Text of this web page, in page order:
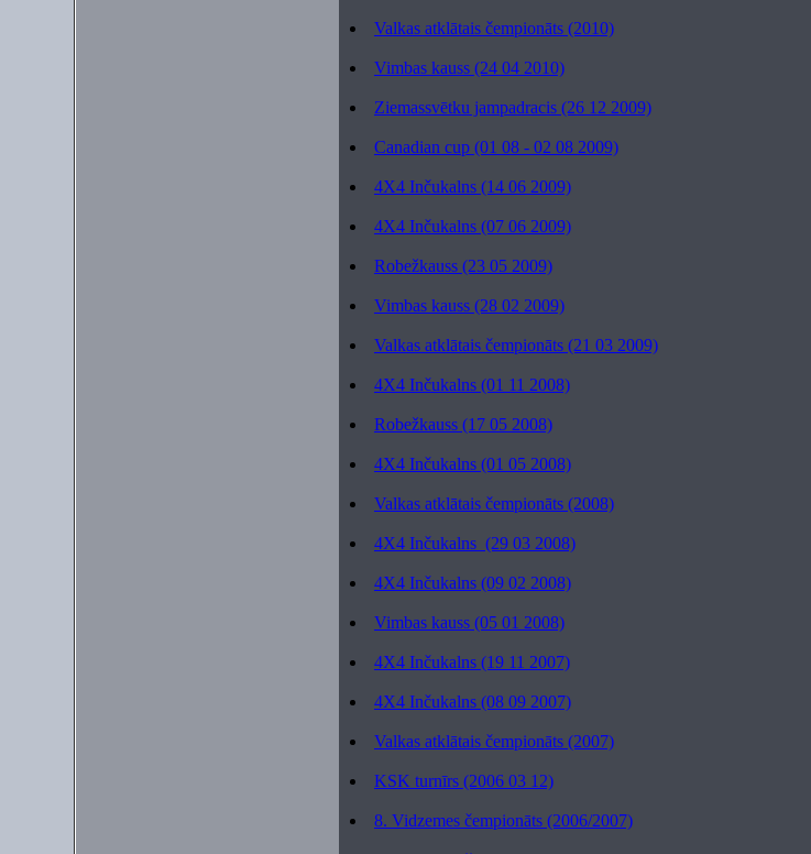
Valkas atklātais čempionāts (2010)
Vimbas kauss (24 04 2010)
Ziemassvētku jampadracis (26 12 2009)
Canadian cup (01 08 - 02 08 2009)
4X4 Inčukalns (14 06 2009)
4X4 Inčukalns (07 06 2009)
Robežkauss (23 05 2009)
Vimbas kauss (28 02 2009)
Valkas atklātais čempionāts (21 03 2009)
4X4 Inčukalns (01 11 2008)
Robežkauss (17 05 2008)
4X4 Inčukalns (01 05 2008)
Valkas atklātais čempionāts (2008)
4X4 Inčukalns (29 03 2008)
4X4 Inčukalns (09 02 2008)
Vimbas kauss (05 01 2008)
4X4 Inčukalns (19 11 2007)
4X4 Inčukalns (08 09 2007)
Valkas atklātais čempionāts (2007)
KSK turnīrs (2006 03 12)
8. Vidzemes čempionāts (2006/2007)